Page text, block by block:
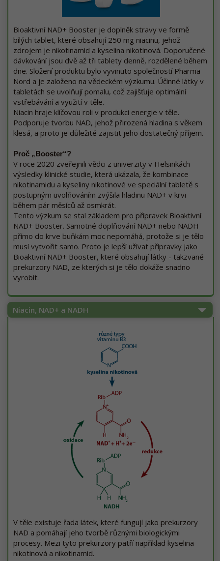
Bioaktivní NAD+ Booster je doplněk stravy ve formě
bílých tablet, které obsahují 250 mg niacinu, jehož
zdrojem je nikotinamid a kyselina nikotinová. Doporučené
dávkování jsou dvě až tři tablety denně, rozdělené během
dne. Složení produktu bylo vyvinuto společností Pharma
Nord a je založeno na vědeckém výzkumu. Účinné látky v
tabletách se uvolňují pomalu, což zajišťuje optimální
vstřebávání a využití v těle.
Niacin hraje klíčovou roli v produkci energie v těle.
Podporuje tvorbu NAD, jehož přirozená hladina s věkem
klesá, a proto je důležité zajistit jeho dostatečný příjem.
Proč „Booster“?
V roce 2020 zveřejnili vědci z univerzity v Helsinkách
výsledky klinické studie, která ukázala, že kombinace
nikotinamidu a kyseliny nikotinové ve speciální tabletě s
postupným uvolňováním zvýšila hladinu NAD+ v krvi
během pár měsíců až osmkrát.
Tento výzkum se stal základem pro přípravek Bioaktivní
NAD+ Booster. Samotné doplňování NAD+ nebo NADH
přímo do krve buňkám moc nepomáhá, protože si je tělo
musí vytvořit samo. Proto je lepší užívat přípravky jako
Bioaktivní NAD+ Booster, které obsahují látky - takzvané
prekurzory NAD, ze kterých si je tělo dokáže snadno
vyrobit.
Niacin, NAD+ a NADH
V těle existuje řada látek, které fungují jako prekurzory
NAD a pomáhají jeho tvorbě různými biologickými
procesy. Mezi tyto prekurzory patří například kyselina
nikotinová a nikotinamid.